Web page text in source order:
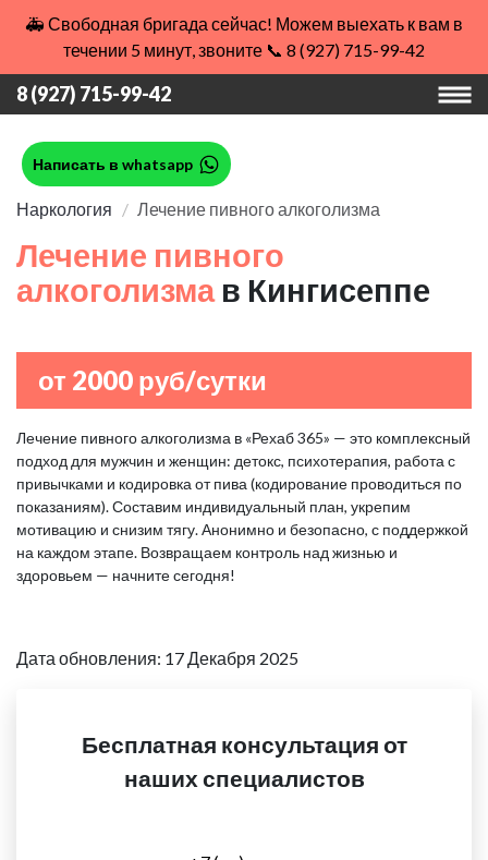
🚑 Свободная бригада сейчас! Можем выехать к вам в
течении 5 минут, звоните 📞 8 (927) 715-99-42
8 (927) 715-99-42
Написать в whatsapp
Наркология Лечение пивного алкоголизма
Лечение пивного
алкоголизма в Кингисеппе
от 2000 руб/сутки
Лечение пивного алкоголизма в «Рехаб 365» — это комплексный
подход для мужчин и женщин: детокс, психотерапия, работа с
привычками и кодировка от пива (кодирование проводиться по
показаниям). Составим индивидуальный план, укрепим
мотивацию и снизим тягу. Анонимно и безопасно, с поддержкой
на каждом этапе. Возвращаем контроль над жизнью и
здоровьем — начните сегодня!
Дата обновления: 17 Декабря 2025
Бесплатная консультация от
наших специалистов